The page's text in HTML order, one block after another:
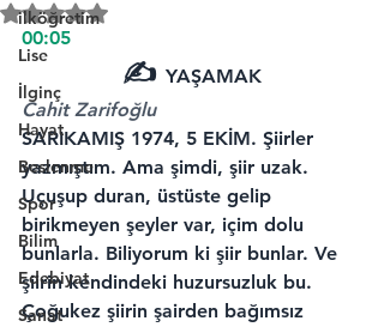
ilköğretim
Lise
İlginç
Hayat
Beslenme
Spor
Bilim
Edebiyat
Sanat
5 üzerinden NaN yıldız
00:05
✍️ YAŞAMAK
Cahit Zarifoğlu
SARIKAMIŞ 1974, 5 EKİM. Şiirler
yazmıştım. Ama şimdi, şiir uzak.
Uçuşup duran, üstüste gelip
birikmeyen şeyler var, içim dolu
bunlarla. Biliyorum ki şiir bunlar. Ve
şiirin kendindeki huzursuzluk bu.
Çoğukez şiirin şairden bağımsız